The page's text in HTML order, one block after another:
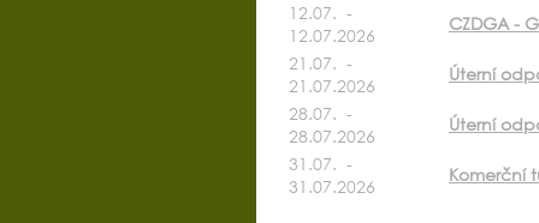
12.07. -
12.07.2026
CZDGA -
21.07. -
21.07.2026
Úterní
28.07. -
28.07.2026
Úterní
31.07. -
31.07.2026
Komerční